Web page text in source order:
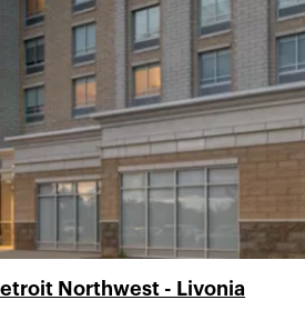
Northwest - Livonia